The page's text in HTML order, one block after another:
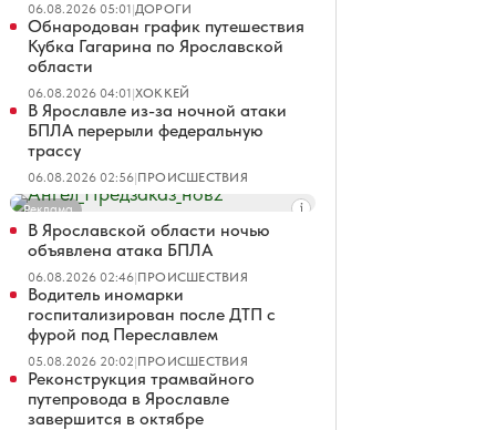
06.08.2026 05:01|ДОРОГИ
Обнародован график путешествия
Кубка Гагарина по Ярославской
области
06.08.2026 04:01|ХОККЕЙ
В Ярославле из-за ночной атаки
БПЛА перерыли федеральную
трассу
06.08.2026 02:56|ПРОИСШЕСТВИЯ
Реклама
В Ярославской области ночью
объявлена атака БПЛА
06.08.2026 02:46|ПРОИСШЕСТВИЯ
Водитель иномарки
госпитализирован после ДТП с
фурой под Переславлем
05.08.2026 20:02|ПРОИСШЕСТВИЯ
Реконструкция трамвайного
путепровода в Ярославле
завершится в октябре